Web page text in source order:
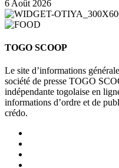
6 Août 2026
TOGO SCOOP
Le site d’informations
société de presse TOGO
indépendante togolaise en
informations d’ordre et de
crédo.